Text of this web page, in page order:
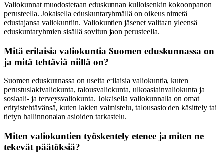
Valiokunnat muodostetaan eduskunnan kulloisenkin kokoonpanon
perusteella. Jokaisella eduskuntaryhmällä on oikeus nimetä
edustajansa valiokuntiin. Valiokuntien jäsenet valitaan yleensä
eduskuntaryhmien sisällä sovitun jaon perusteella.
Mitä erilaisia valiokuntia Suomen eduskunnassa on
ja mitä tehtäviä niillä on?
Suomen eduskunnassa on useita erilaisia valiokuntia, kuten
perustuslakivaliokunta, talousvaliokunta, ulkoasiainvaliokunta ja
sosiaali- ja terveysvaliokunta. Jokaisella valiokunnalla on omat
erityistehtävänsä, kuten lakien valmistelu, talousasioiden käsittely tai
tietyn hallinnonalan asioiden tarkastelu.
Miten valiokuntien työskentely etenee ja miten ne
tekevät päätöksiä?